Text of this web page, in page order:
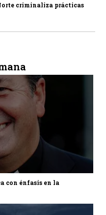
criminaliza prácticas
con énfasis en la